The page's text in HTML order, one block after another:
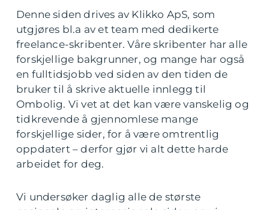
Denne siden drives av Klikko ApS, som
utgjøres bl.a av et team med dedikerte
freelance-skribenter. Våre skribenter har alle
forskjellige bakgrunner, og mange har også
en fulltidsjobb ved siden av den tiden de
bruker til å skrive aktuelle innlegg til
Ombolig. Vi vet at det kan være vanskelig og
tidkrevende å gjennomlese mange
forskjellige sider, for å være omtrentlig
oppdatert – derfor gjør vi alt dette harde
arbeidet for deg.
Vi undersøker daglig alle de største